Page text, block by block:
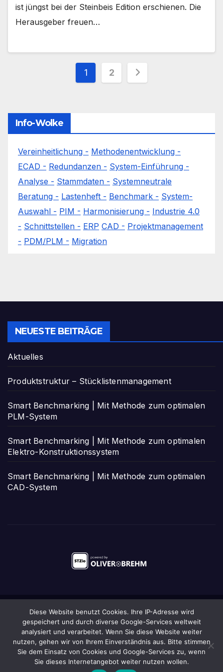
ist jüngst bei der Steinbeis Edition erschienen. Die
Herausgeber freuen…
1 2
Info-Wolke
Vereinheitlichung - Methodenentwicklung -
ECAD - Redundanzen - System-Einführung -
Analyse - Stammdaten - Systemneutrale
Beratung - Lastenheft - Benchmark - System-
Auswahl - PIM - Harmonisierung - Industrie 4.0
- Schnittstellen - ERP CAD - Projektmanagement
- PDM/PLM - Migration
NEUESTE BEITRÄGE
Aktuelles
Produktstruktur – Stücklistenmanagement
Smart Benchmarking | Mit Methode zum optimalen
PLM-System
Smart Benchmarking | Mit Methode zum optimalen
Elektro-Konstruktionssystem
Smart Benchmarking | Mit Methode zum optimalen
CAD-System
Stolz präsentiert von WordPress|Theme:Newsupvon
Themeansar
StartseiteDas STZioAnmeldung/NewsletterKontaktImpressum
DatenschutzSitemap
Diese Website benutzt Cookies. Ihre IP-Adresse wird
gespeichert und durch diverse Google-Services weltweit
analysiert und verarbeitet. Wenn Sie diese Website weiter
nutzen, gehen wir von Ihrem Einverständnis aus. Bitte stimmen
Sie dem Einsatz von Cookies und Google-Services zu, wenn
Sie dieses Internetangebot weiter nutzen wollen.